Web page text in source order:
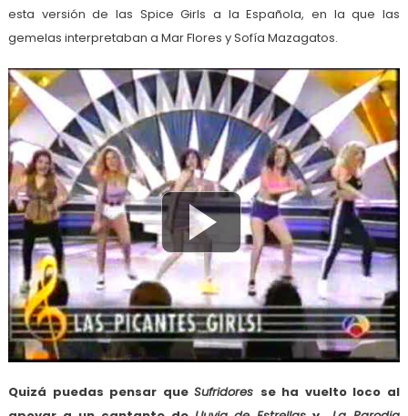
esta versión de las Spice Girls a la Española, en la que las
gemelas interpretaban a Mar Flores y Sofía Mazagatos.
Quizá puedas pensar queSufridores se ha vuelto loco al